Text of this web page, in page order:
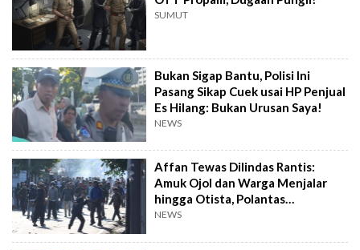
SUMUT
Bukan Sigap Bantu, Polisi Ini
Pasang Sikap Cuek usai HP Penjual
Es Hilang: Bukan Urusan Saya!
NEWS
Affan Tewas Dilindas Rantis:
Amuk Ojol dan Warga Menjalar
hingga Otista, Polantas
Disandera!
NEWS